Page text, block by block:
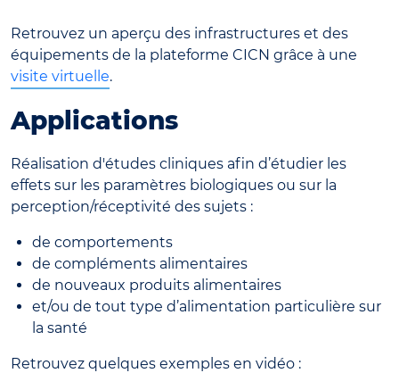
Retrouvez un aperçu des infrastructures et des
équipements de la plateforme CICN grâce à une
visite virtuelle.
Applications
Réalisation d'études cliniques afin d’étudier les
effets sur les paramètres biologiques ou sur la
perception/réceptivité des sujets :
de comportements
de compléments alimentaires
de nouveaux produits alimentaires
et/ou de tout type d’alimentation particulière sur
la santé
Retrouvez quelques exemples en vidéo :